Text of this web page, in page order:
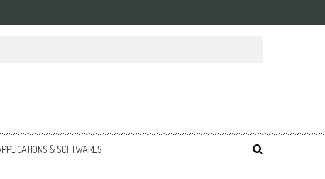
& SOFTWARES